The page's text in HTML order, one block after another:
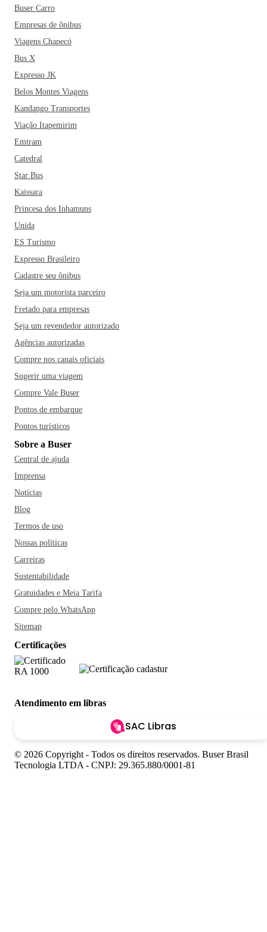
Buser Carro
Empresas de ônibus
Viagens Chapecó
Bus X
Expresso JK
Belos Montes Viagens
Kandango Transportes
Viação Itapemirim
Emtram
Catedral
Star Bus
Kaissara
Princesa dos Inhamuns
Unida
ES Turismo
Expresso Brasileiro
Cadastre seu ônibus
Seja um motorista parceiro
Fretado para empresas
Seja um revendedor autorizado
Agências autorizadas
Compre nos canais oficiais
Sugerir uma viagem
Compre Vale Buser
Pontos de embarque
Pontos turísticos
Sobre a Buser
Central de ajuda
Imprensa
Notícias
Blog
Termos de uso
Nossas políticas
Carreiras
Sustentabilidade
Gratuidades e Meia Tarifa
Compre pelo WhatsApp
Sitemap
Certificações
Atendimento em libras
SAC Libras
© 2026 Copyright - Todos os direitos reservados. Buser Brasil
Tecnologia LTDA - CNPJ: 29.365.880/0001-81